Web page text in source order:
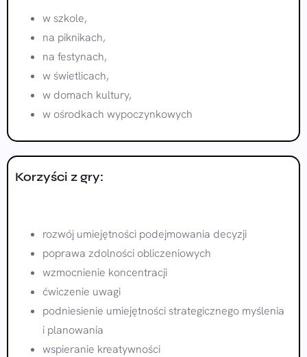
w szkole,
na piknikach,
na festynach,
w świetlicach,
w domach kultury,
w ośrodkach wypoczynkowych
Korzyści z gry:
rozwój umiejętności podejmowania decyzji
poprawa zdolności obliczeniowych
wzmocnienie koncentracji
ćwiczenie uwagi
podniesienie umiejętności strategicznego myślenia
i planowania
wspieranie kreatywności